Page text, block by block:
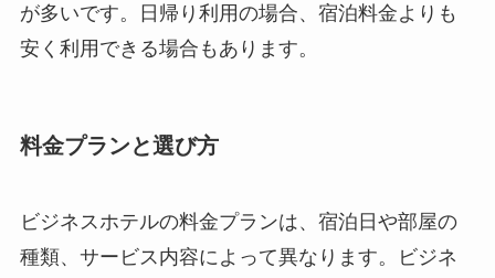
が多いです。日帰り利用の場合、宿泊料金よりも
安く利用できる場合もあります。
料金プランと選び方
ビジネスホテルの料金プランは、宿泊日や部屋の
種類、サービス内容によって異なります。ビジネ